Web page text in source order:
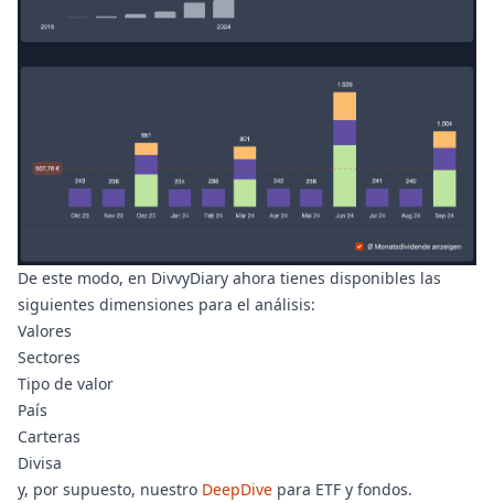
De este modo, en DivvyDiary ahora tienes disponibles las
siguientes dimensiones para el análisis:
Valores
Sectores
Tipo de valor
País
Carteras
Divisa
y, por supuesto, nuestro DeepDive para ETF y fondos.